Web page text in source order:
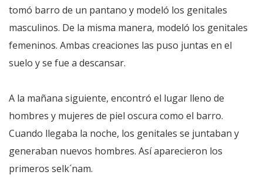
tomó barro de un pantano y modeló los genitales
masculinos. De la misma manera, modeló los genitales
femeninos. Ambas creaciones las puso juntas en el
suelo y se fue a descansar.
A la mañana siguiente, encontró el lugar lleno de
hombres y mujeres de piel oscura como el barro.
Cuando llegaba la noche, los genitales se juntaban y
generaban nuevos hombres. Así aparecieron los
primeros selk´nam.